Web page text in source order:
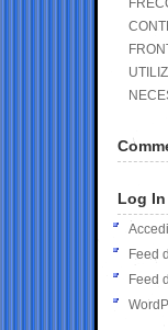
Log In
Accedi
Feed
Feed